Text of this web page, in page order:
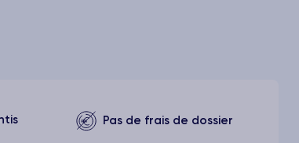
Pas de frais de dossier